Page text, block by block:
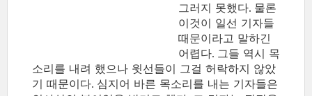
그러지 못했다. 물론
이것이 일선 기자들
때문이라고 말하긴
어렵다. 그들 역시 목
소리를 내려 했으나 윗선들이 그걸 허락하지 않았
기 때문이다. 심지어 바른 목소리를 내는 기자들은